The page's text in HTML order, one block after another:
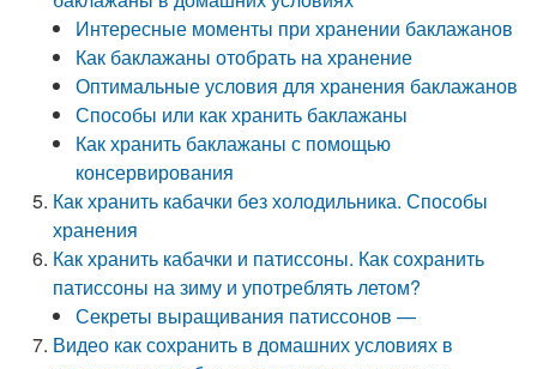
Интересные моменты при хранении баклажанов
Как баклажаны отобрать на хранение
Оптимальные условия для хранения баклажанов
Способы или как хранить баклажаны
Как хранить баклажаны с помощью
консервирования
Как хранить кабачки без холодильника. Способы
хранения
Как хранить кабачки и патиссоны. Как сохранить
патиссоны на зиму и употреблять летом?
Секреты выращивания патиссонов —
Видео как сохранить в домашних условиях в